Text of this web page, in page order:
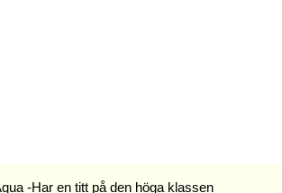
-Har en titt på den höga klassen